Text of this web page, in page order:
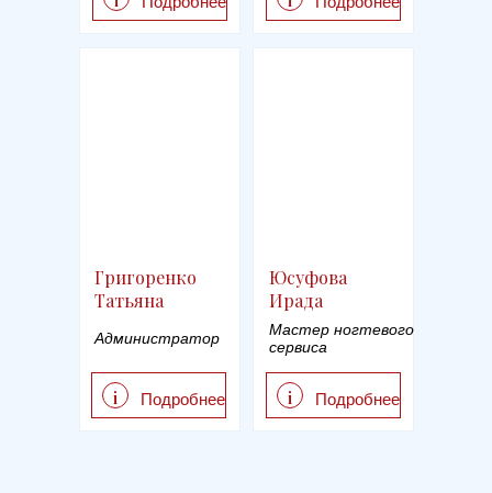
Подробнее
i
Григоренко
Татьяна
Администратор
Подробнее
i
Юсуфова
Ирада
Мастер ногтевого
сервиса